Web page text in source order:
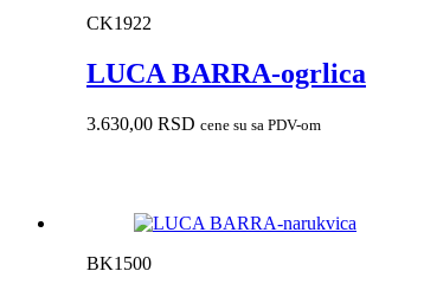
CK1922
LUCA BARRA-ogrlica
3.630,00 RSD cene su sa PDV-om
BK1500